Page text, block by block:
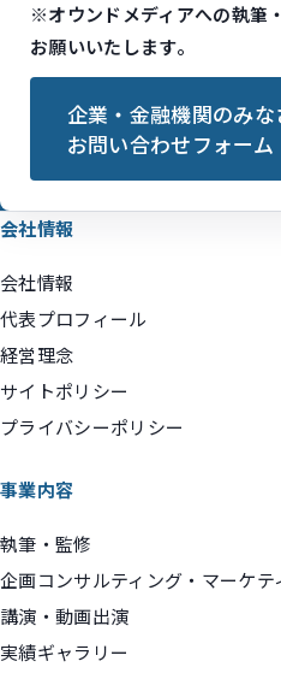
※オウンドメディアへの執筆
お願いいたします。
企業・金融機関のみな
お問い合わせフォーム
会社情報
会社情報
代表プロフィール
経営理念
サイトポリシー
プライバシーポリシー
事業内容
執筆・監修
企画コンサルティング・マーケテ
講演・動画出演
実績ギャラリー